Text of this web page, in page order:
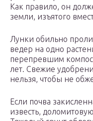
Как правило, он
земли, изъятого
Лунки обильно
ведер на одно
перепревшим
лет. Свежие
нельзя, чтобы не
Если почва
известь,